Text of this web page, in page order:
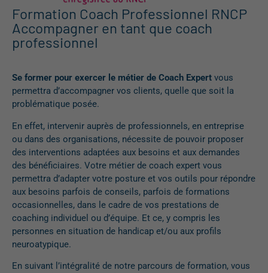
Formation Coach Professionnel RNCP
Accompagner en tant que coach
professionnel
Se former pour exercer le métier de Coach Expert vous
permettra d’accompagner vos clients, quelle que soit la
problématique posée.
En effet, intervenir auprès de professionnels, en entreprise
ou dans des organisations, nécessite de pouvoir proposer
des interventions adaptées aux besoins et aux demandes
des bénéficiaires. Votre métier de coach expert vous
permettra d’adapter votre posture et vos outils pour répondre
aux besoins parfois de conseils, parfois de formations
occasionnelles, dans le cadre de vos prestations de
coaching individuel ou d’équipe. Et ce, y compris les
personnes en situation de handicap et/ou aux profils
neuroatypique.
En suivant l’intégralité de notre parcours de formation, vous